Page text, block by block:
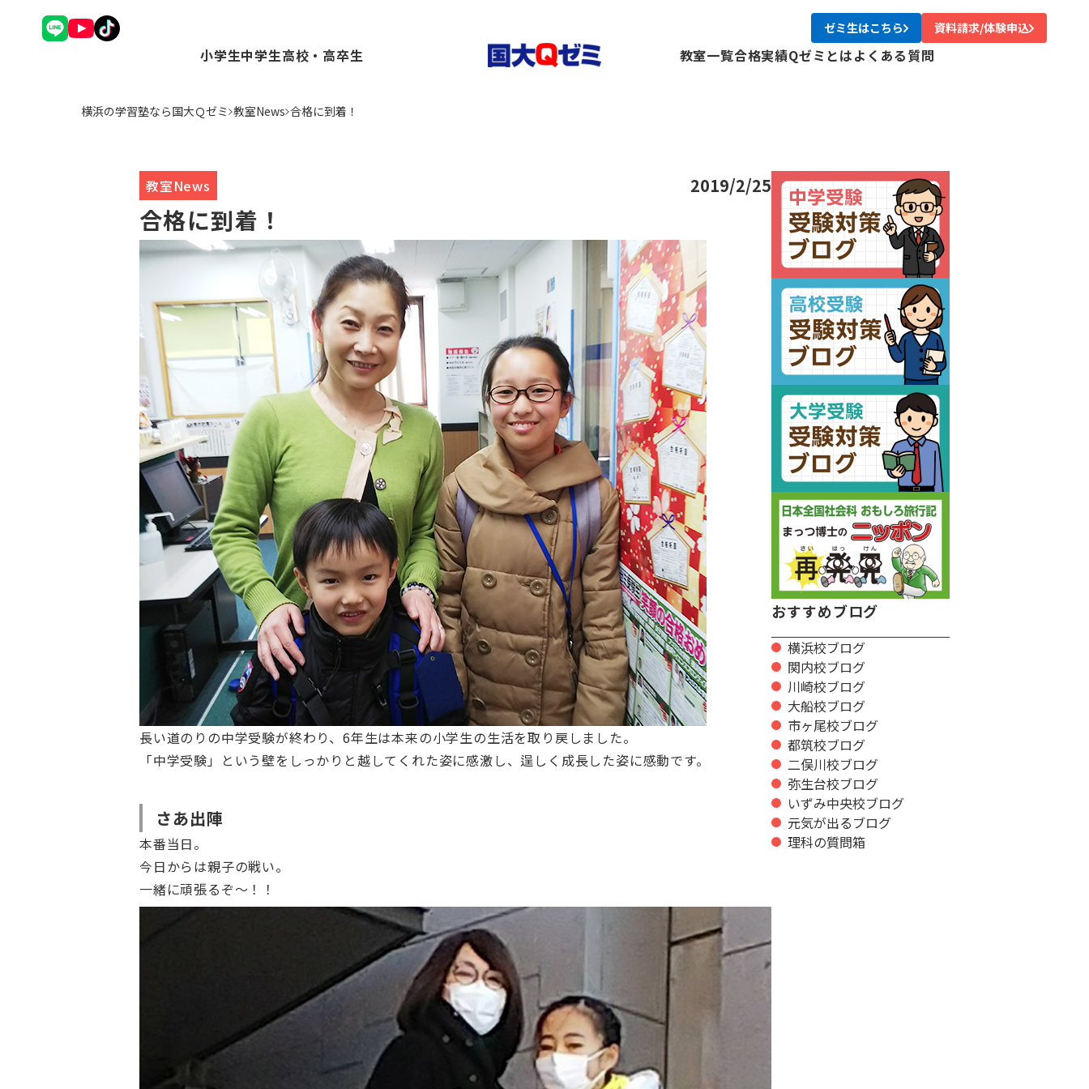
ゼミ生はこちら 資料請求/体験申込
小学生
理英会アドバンスコース（小1～2）
小学英語YOM-TOX（小1～6）
個別学習コース（小1～高卒生）
中学生
Ｑゼミ+ コース（中1～3）
高校・高卒生
Ｑゼミ+ コース（高1～高卒生）
教室一覧
市ヶ尾校
都筑校
いずみ中央校
合格実績Qゼミとはよくある質問
横浜の学習塾なら国大Ｑゼミ 教室News 合格に到着！
教室News 2019/2/25
合格に到着！
長い道のりの中学受験が終わり、6年生は本来の小学生の生活を取り戻しました。
「中学受験」という壁をしっかりと越してくれた姿に感激し、逞しく成長した姿に感動です。
さあ出陣
本番当日。
今日からは親子の戦い。
一緒に頑張るぞ～！！
おすすめブログ
横浜校ブログ
関内校ブログ
川崎校ブログ
大船校ブログ
市ヶ尾校ブログ
都筑校ブログ
二俣川校ブログ
弥生台校ブログ
いずみ中央校ブログ
元気が出るブログ
理科の質問箱